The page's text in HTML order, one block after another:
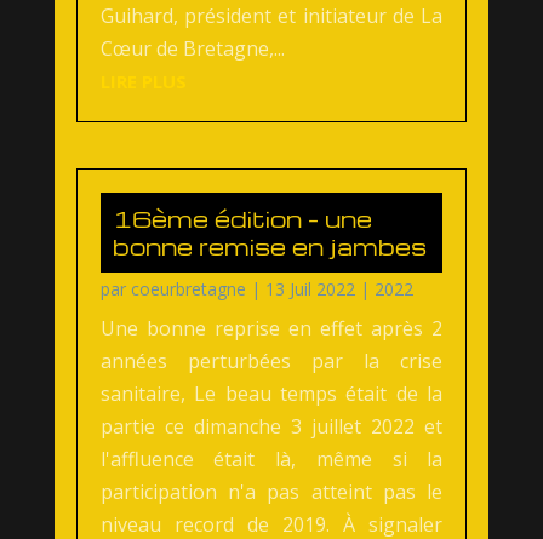
Guihard, président et initiateur de La
Cœur de Bretagne,...
16ème édition – une
bonne remise en jambes
par coeurbretagne | 13 Juil 2022 | 2022
Une bonne reprise en effet après 2
années perturbées par la crise
sanitaire, Le beau temps était de la
partie ce dimanche 3 juillet 2022 et
l'affluence était là, même si la
participation n'a pas atteint pas le
niveau record de 2019. À signaler